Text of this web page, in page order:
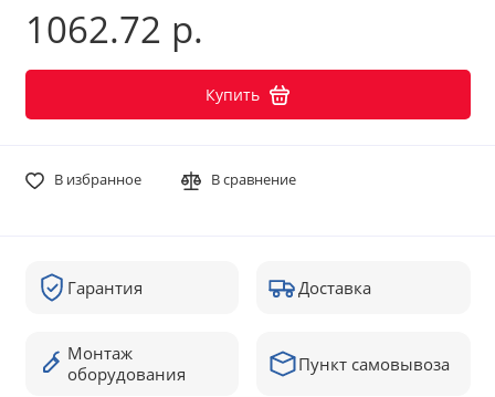
1062.72 р.
Купить
В избранное В сравнение
Гарантия Доставка
Монтаж
оборудования
Пункт самовывоза